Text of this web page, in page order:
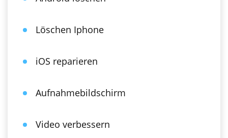
Löschen Iphone
iOS reparieren
Aufnahmebildschirm
Video verbessern